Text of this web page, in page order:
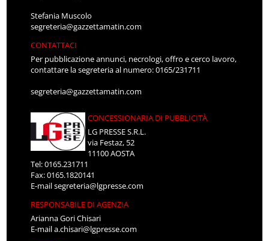
Stefania Muscolo
segreteria@gazzettamatin.com
CONTATTACI
Per pubblicazione annunci, necrologi, offro e cerco lavoro,
contattare la segreteria al numero: 0165/231711
segreteria@gazzettamatin.com
CONCESSIONARIA DI PUBBLICITÀ
LG PRESSE S.R.L.
via Festaz, 52
11100 AOSTA
Tel: 0165.231711
Fax: 0165.1820141
E-mailsegreteria@lgpresse.com
RESPONSABILE DI AGENZIA
Arianna Gori Chisari
E-maila.chisari@lgpresse.com